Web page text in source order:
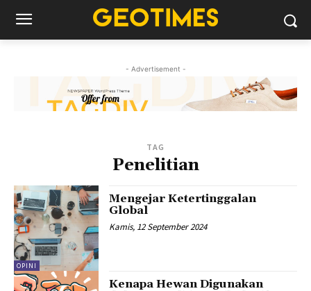
- Advertisement -
TAG
Penelitian
OPINI
Mengejar Ketertinggalan
Global
Kamis, 12 September 2024
Kenapa Hewan Digunakan